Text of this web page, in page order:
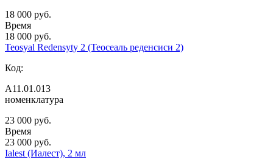
18 000 руб.
Время
18 000 руб.
Teosyal Redensyty 2 (Теосеаль реденсиси 2)
Код:
А11.01.013
номенклатура
23 000 руб.
Время
23 000 руб.
Ialest (Иалест), 2 мл